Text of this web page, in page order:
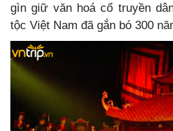
gìn giữ văn hoá cổ truyền
tộc Việt Nam đã gắn bó 300